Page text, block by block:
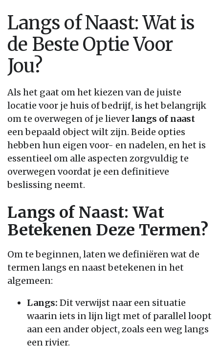
Langs of Naast: Wat is
de Beste Optie Voor
Jou?
Als het gaat om het kiezen van de juiste
locatie voor je huis of bedrijf, is het belangrijk
om te overwegen of je liever langs of naast
een bepaald object wilt zijn. Beide opties
hebben hun eigen voor- en nadelen, en het is
essentieel om alle aspecten zorgvuldig te
overwegen voordat je een definitieve
beslissing neemt.
Langs of Naast: Wat
Betekenen Deze Termen?
Om te beginnen, laten we definiëren wat de
termen langs en naast betekenen in het
algemeen:
Langs: Dit verwijst naar een situatie
waarin iets in lijn ligt met of parallel loopt
aan een ander object, zoals een weg langs
een rivier.